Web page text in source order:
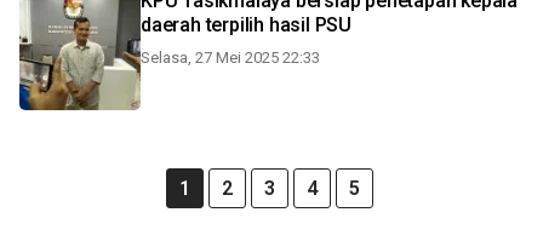
daerah terpilih hasil PSU
Selasa, 27 Mei 2025 22:33
1 2 3 4 5